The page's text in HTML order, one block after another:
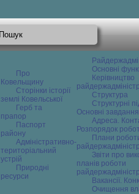
Про
Ковельщину
Сторінки історії
землі Ковельської
Герб та
прапор
Паспорт
району
Адміністративно-
територіальний
устрій
Природні
ресурси
Основні
Керівництво
Структура
Структурні
Основні завдання
Адреса.
Розпорядок
Плани
Звіти про
планів роботи
Вакансії.
Очищення